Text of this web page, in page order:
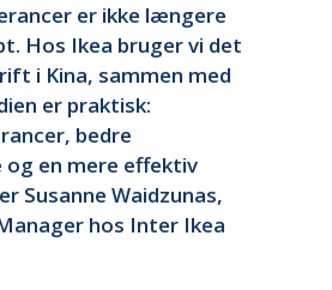
er ikke længere
Hos Ikea bruger vi det
i Kina, sammen med
er praktisk:
bedre
en mere effektiv
Susanne Waidzunas,
hos Inter Ikea